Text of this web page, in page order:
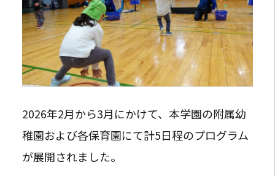
2026年2月から3月にかけて、本学園の附属幼
稚園および各保育園にて計5日程のプログラム
が展開されました。